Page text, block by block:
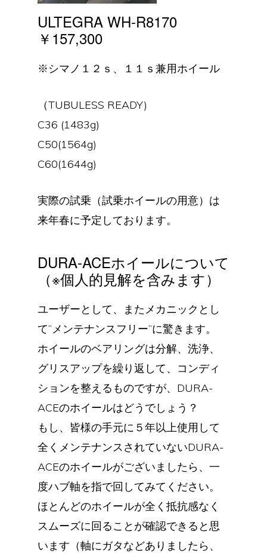
ULTEGRA WH-R8170
￥157,300
※シマノ１２ｓ、１１ｓ兼用ホイール
（TUBULESS READY)
C36 (1483g)
C50(1564g)
C60(1644g)
実際の試乗（試乗ホイールの用意）は
来年春に予定しております。
DURA-ACEホイールについて
（※個人的見解を含みます）
ユーザーとして、またメカニックとし
て”メンテナンスフリー”に驚きます。
ホイールのベアリングは分解、洗浄、
グリスアップを繰り返して、コンディ
ションを整えるものですが、DURA-
ACEのホイールはどうでしょう？
もし、皆様の手元に５年以上使用して
全くメンテナンスされていないDURA-
ACEのホイールがございましたら、一
度ハブ軸を指で回してみてください。
ほとんどのホイールが全く抵抗感なく
スムーズに回ることが確認できると思
います（軸にガタなどありましたら、